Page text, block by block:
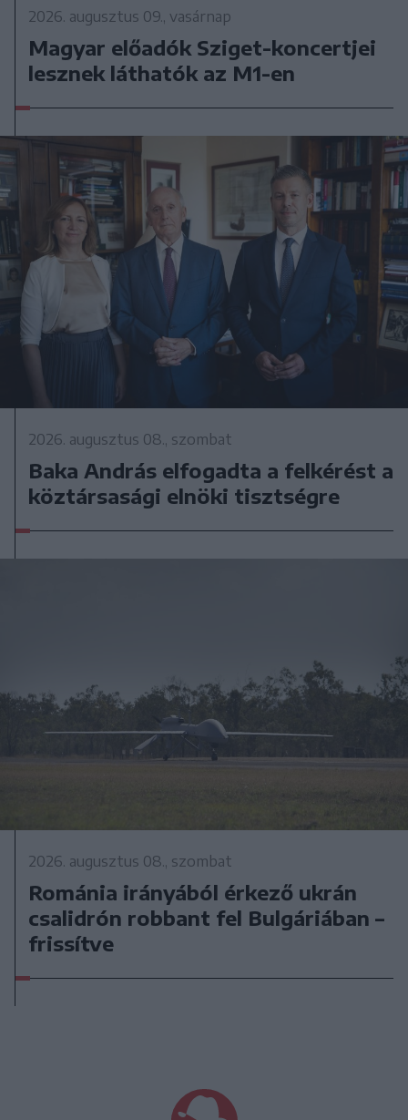
2026. augusztus 09., vasárnap
Magyar előadók Sziget-koncertjei
lesznek láthatók az M1-en
2026. augusztus 08., szombat
Baka András elfogadta a felkérést a
köztársasági elnöki tisztségre
2026. augusztus 08., szombat
Románia irányából érkező ukrán
csalidrón robbant fel Bulgáriában –
frissítve